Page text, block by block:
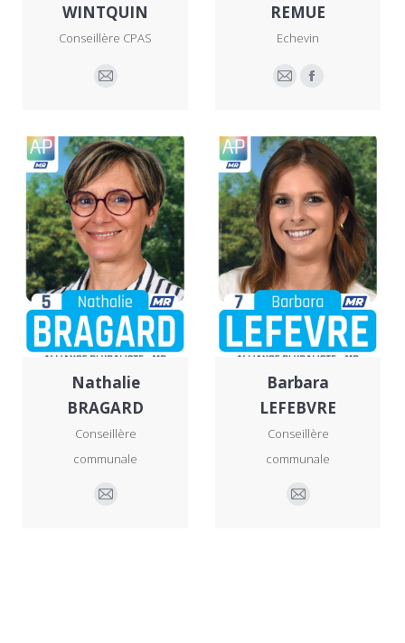
WINTQUIN
Conseillère CPAS
E-
REMUE
Echevin
E-
Facebook
Nathalie
BRAGARD
Conseillère
communale
E-
Barbara
LEFEBVRE
Conseillère
communale
E-